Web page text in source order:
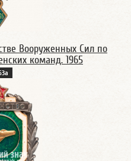
Вооруженных Сил по
команд. 1965